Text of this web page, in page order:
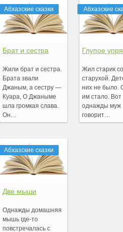
Абхазские сказки
Брат и сестра
Жили брат и сестра.
Брата звали
Джаным, а сестру —
Куара, О Джаныме
шла громкая слава.
Он…
Абхазские сказки
Две мыши
Однажды домашняя
мышь где-то
повстречалась с
Абхазские
Глупое
Жил старик со
старухой.
них не было.
им стало. Вот
однажды муж
говорит…